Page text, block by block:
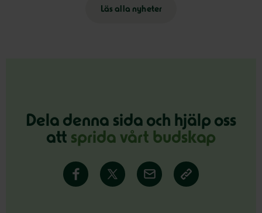
Läs alla nyheter
Dela denna sida och hjälp oss
att sprida vårt budskap